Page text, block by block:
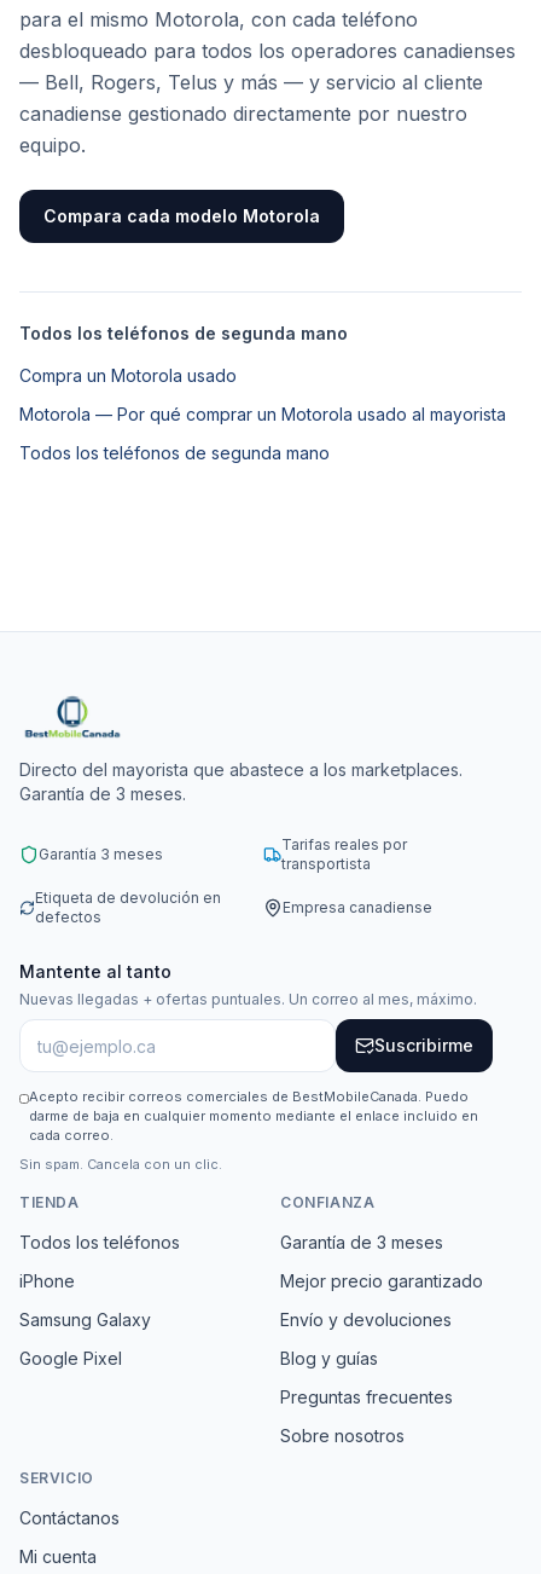
para el mismo Motorola, con cada teléfono
desbloqueado para todos los operadores canadienses
— Bell, Rogers, Telus y más — y servicio al cliente
canadiense gestionado directamente por nuestro
equipo.
Compara cada modelo Motorola
Todos los teléfonos de segunda mano
Compra un Motorola usado
Motorola — Por qué comprar un Motorola usado al mayorista
Todos los teléfonos de segunda mano
Directo del mayorista que abastece a los marketplaces.
Garantía de 3 meses.
Garantía 3 meses
Tarifas reales por
transportista
Etiqueta de devolución en
defectos
Empresa canadiense
Mantente al tanto
Nuevas llegadas + ofertas puntuales. Un correo al mes, máximo.
Suscribirme
Acepto recibir correos comerciales de BestMobileCanada. Puedo
darme de baja en cualquier momento mediante el enlace incluido en
cada correo.
Sin spam. Cancela con un clic.
TIENDA
Todos los teléfonos
iPhone
Samsung Galaxy
Google Pixel
CONFIANZA
Garantía de 3 meses
Mejor precio garantizado
Envío y devoluciones
Blog y guías
Preguntas frecuentes
Sobre nosotros
SERVICIO
Contáctanos
Mi cuenta